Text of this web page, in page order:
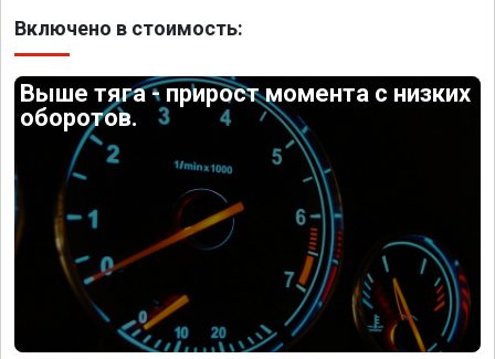
Включено в стоимость:
Выше тяга - прирост момента с низких
оборотов.